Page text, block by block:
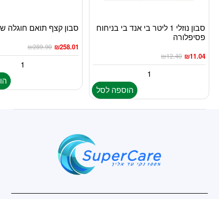
סבון נוזלי 1 ליטר בי אנד בי בניחוח
פסיפלורה
₪12.40 ₪11.04
הוספה לסל
סבון קצף תואם חוגלה
₪289.90 ₪258.01